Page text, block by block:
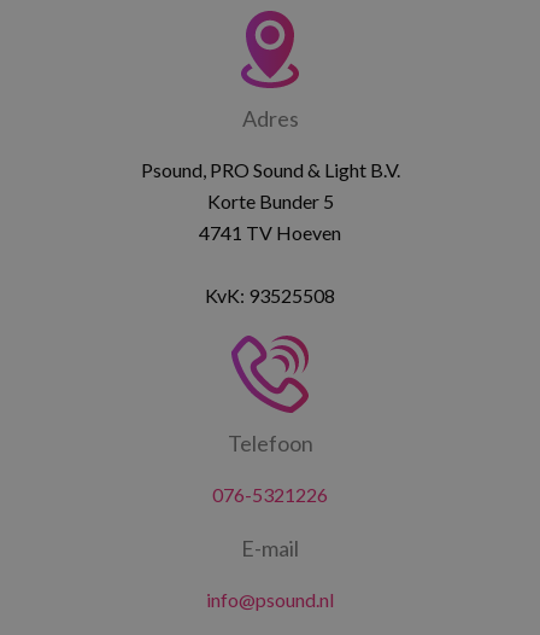
Adres
Psound, PRO Sound & Light B.V.
Korte Bunder 5
4741 TV Hoeven
KvK: 93525508
Telefoon
076-5321226
E-mail
info@psound.nl